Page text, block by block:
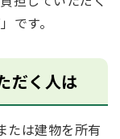
です。
だく人は
たは建物を所有